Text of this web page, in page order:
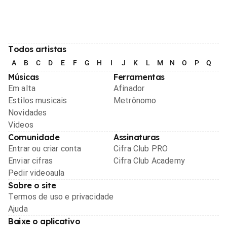
Todos artistas
A B C D E F G H I J K L M N O P Q
Músicas
Em alta
Estilos musicais
Novidades
Videos
Ferramentas
Afinador
Metrônomo
Comunidade
Entrar ou criar conta
Enviar cifras
Pedir videoaula
Assinaturas
Cifra Club PRO
Cifra Club Academy
Sobre o site
Termos de uso e privacidade
Ajuda
Baixe o aplicativo